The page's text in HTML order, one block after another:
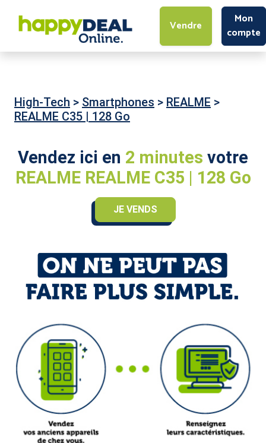
Vendre
Mon
compte
High-Tech > Smartphones > REALME >
REALME C35 | 128 Go
Vendez ici en 2 minutes votre
REALME REALME C35 | 128 Go
JE VENDS